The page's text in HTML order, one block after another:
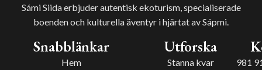
Sámi Siida erbjuder autentisk ekoturism, specialiserade
boenden och kulturella äventyr i hjärtat av Sápmi.
Snabblänkar
Hem
Utforska
Stanna kvar
981